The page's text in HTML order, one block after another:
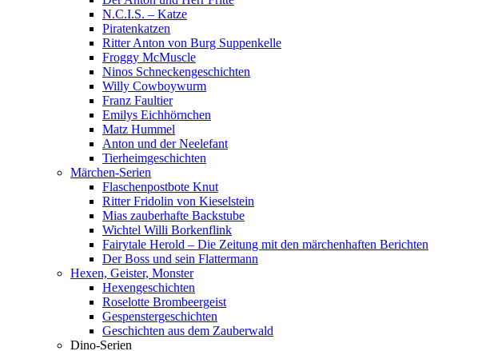
N.C.I.S. – Katze
Piratenkatzen
Ritter Anton von Burg Suppenkelle
Froggy McMuscle
Ninos Schneckengeschichten
Willy Cowboywurm
Franz Faultier
Emilys Eichhörnchen
Matz Hummel
Anton und der Neelefant
Tierheimgeschichten
Märchen-Serien
Flaschenpostbote Knut
Ritter Fridolin von Kieselstein
Mias zauberhafte Backstube
Wichtel Willi Borkenflink
Fairytale Herold – Die Zeitung mit den märchenhaften Berichten
Der Boss und sein Flattermann
Hexen, Geister, Monster
Hexengeschichten
Roselotte Brombeergeist
Gespenstergeschichten
Geschichten aus dem Zauberwald
Dino-Serien